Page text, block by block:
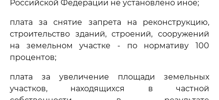
Российской Федерации не установлено иное;
плата за снятие запрета на реконструкцию,
строительство зданий, строений, сооружений
на земельном участке - по нормативу 100
процентов;
плата за увеличение площади земельных
участков, находящихся в частной